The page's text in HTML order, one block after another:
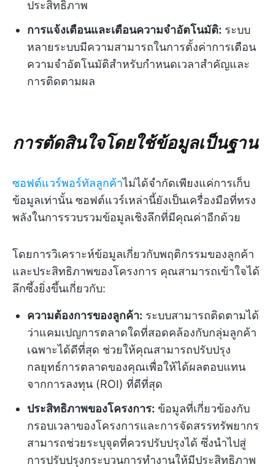
ประสิทธิภาพ
การแจ้งเตือนและเตือนความจำอัตโนมัติ: ระบบ
หลายระบบมีความสามารถในการตั้งค่าการเตือน
ความจำอัตโนมัติสำหรับกำหนดเวลาสำคัญและ
การติดตามผล
การตัดสินใจโดยใช้ข้อมูลเป็นฐาน
ซอฟต์แวร์พอร์ทัลลูกค้าไม่ได้จำกัดเพียงแค่การเก็บ
ข้อมูลเท่านั้น ซอฟต์แวร์เหล่านี้ยังเป็นเครื่องมือที่ทรง
พลังในการรวบรวมข้อมูลเชิงลึกที่มีคุณค่าอีกด้วย
โดยการวิเคราะห์ข้อมูลเกี่ยวกับพฤติกรรมของลูกค้า
และประสิทธิภาพของโครงการ คุณสามารถเข้าใจได้
ลึกซึ้งยิ่งขึ้นเกี่ยวกับ:
ความต้องการของลูกค้า: ระบบสามารถติดตามได้
ว่าแคมเปญการตลาดใดที่สอดคล้องกับกลุ่มลูกค้า
เฉพาะได้ดีที่สุด ช่วยให้คุณสามารถปรับปรุง
กลยุทธ์การตลาดของคุณเพื่อให้ได้ผลตอบแทน
จากการลงทุน (ROI) ที่ดีที่สุด
ประสิทธิภาพของโครงการ: ข้อมูลที่เกี่ยวข้องกับ
กรอบเวลาของโครงการและการจัดสรรทรัพยากร
สามารถช่วยระบุจุดที่ควรปรับปรุงได้ ซึ่งนำไปสู่
การปรับปรุงกระบวนการทำงานให้มีประสิทธิภาพ